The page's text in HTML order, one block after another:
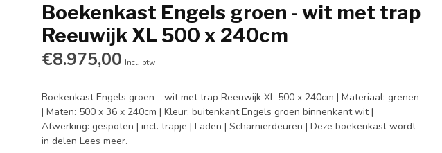
Boekenkast Engels groen - wit met trap
Reeuwijk XL 500 x 240cm
€8.975,00 Incl. btw
Boekenkast Engels groen - wit met trap Reeuwijk XL 500 x 240cm | Materiaal: grenen
| Maten: 500 x 36 x 240cm | Kleur: buitenkant Engels groen binnenkant wit |
Afwerking: gespoten | incl. trapje | Laden | Scharnierdeuren | Deze boekenkast wordt
in delenLees meer.